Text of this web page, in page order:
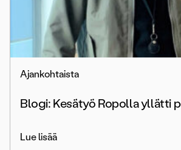
Ajankohtaista
Blogi: Kesätyö Ropolla yllätti
Lue lisää